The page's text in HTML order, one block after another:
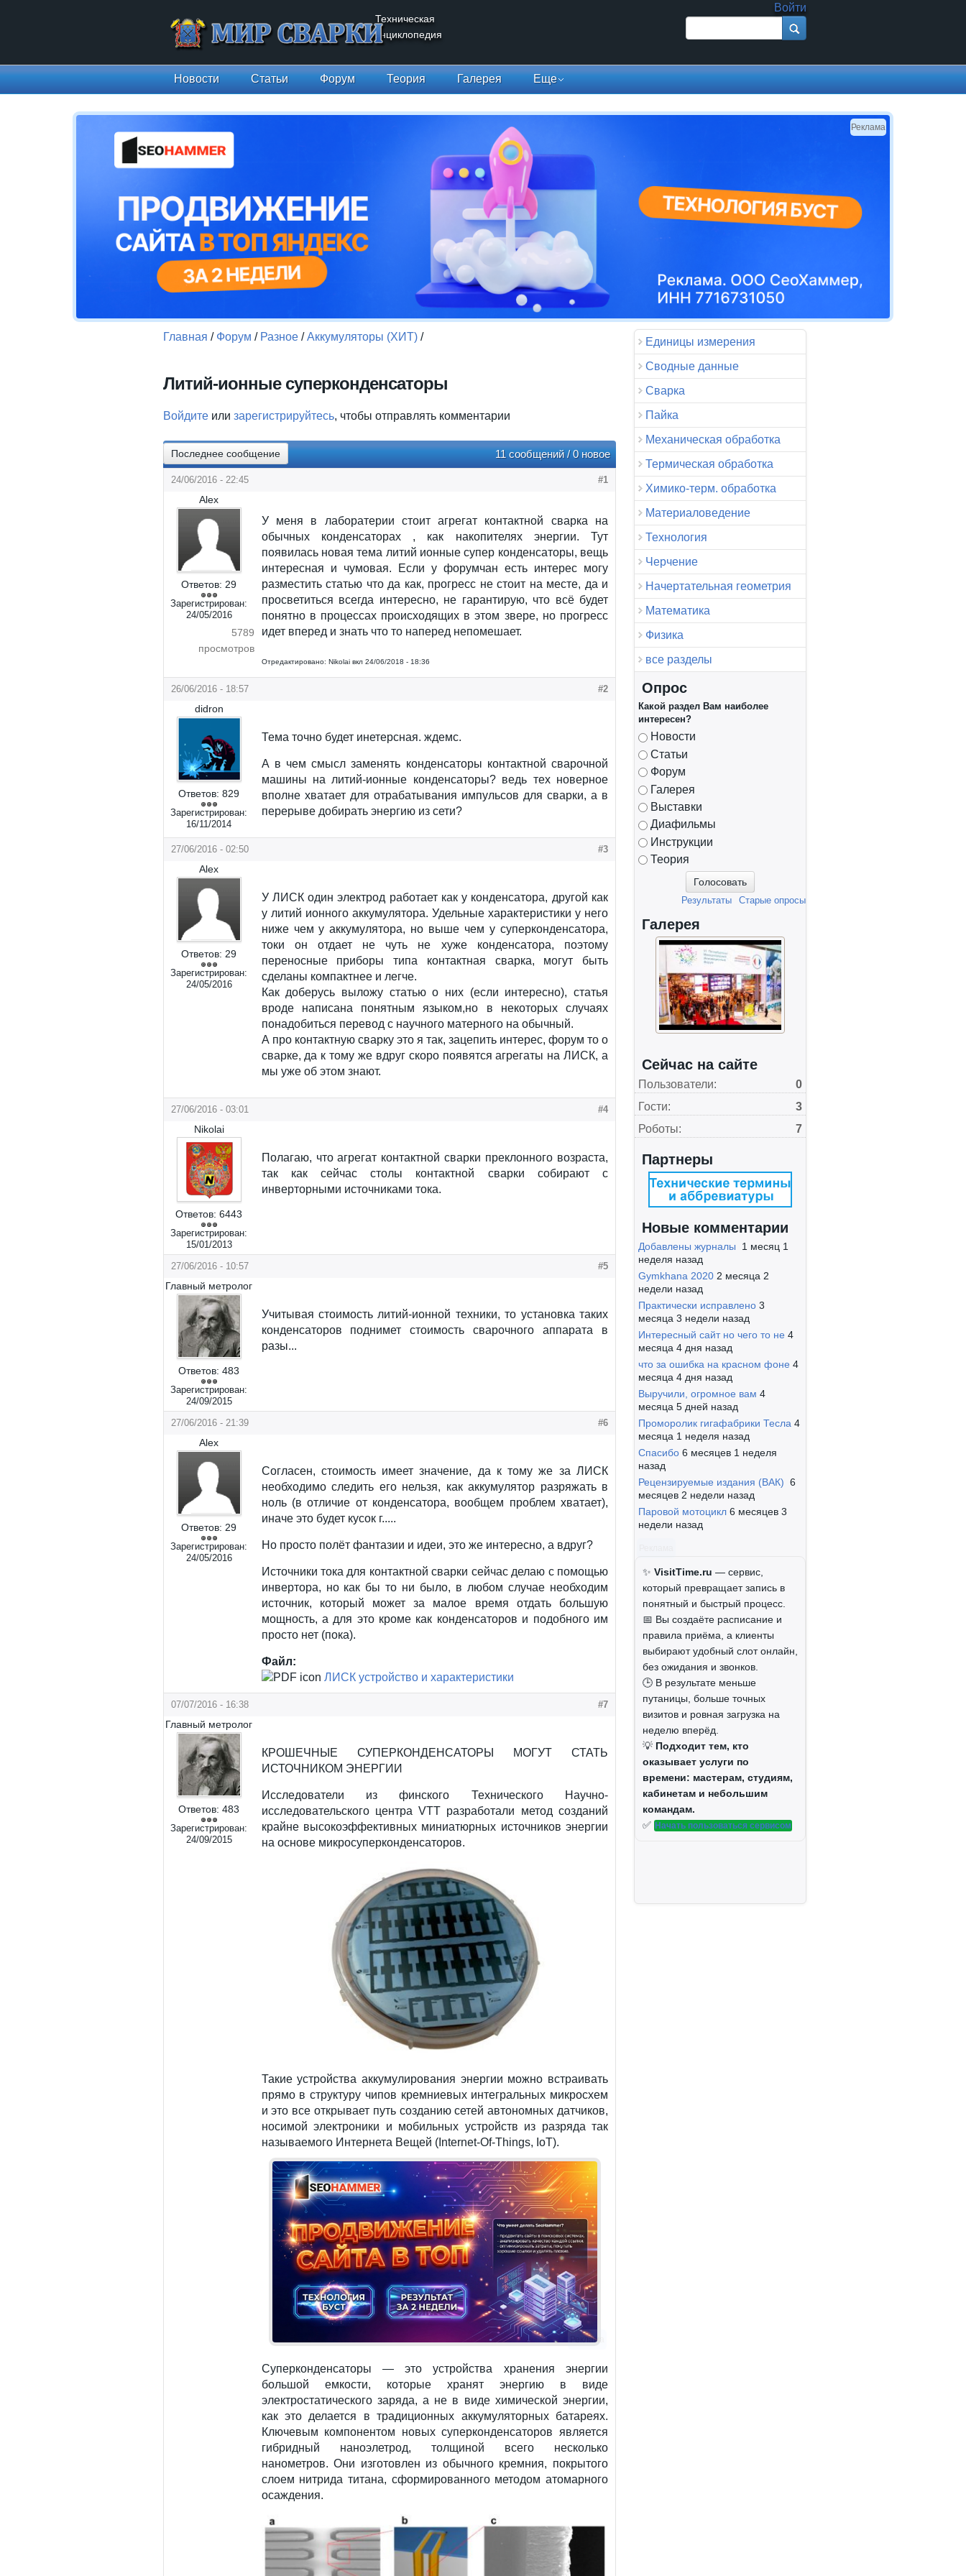
Техническая
энциклопедия
Войти
Форма поиска
Новости Статьи Форум Теория Галерея Еще
Реклама
Главная / Форум / Разное /Аккумуляторы (ХИТ) /
Литий-ионные суперконденсаторы
Войдите или зарегистрируйтесь, чтобы отправлять комментарии
Последнее сообщение 11 сообщений / 0 новое
24/06/2016 - 22:45 #1
Alex
Ответов: 29
Зарегистрирован:
24/05/2016
У меня в лаборатерии стоит агрегат контактной сварка на
обычных конденсаторах , как накопителях энергии. Тут
появилась новая тема литий ионные супер конденсаторы, вещь
интересная и чумовая. Если у форумчан есть интерес могу
разместить статью что да как, прогресс не стоит на месте, да и
просветиться всегда интересно, не гарантирую, что всё будет
понятно в процессах происходящих в этом звере, но прогресс
идет вперед и знать что то наперед непомешает.
Отредактировано: Nikolaiвкл 24/06/2018 - 18:36
5789
просмотров
26/06/2016 - 18:57 #2
didron
Ответов: 829
Зарегистрирован:
16/11/2014
Тема точно будет инетерсная. ждемс.
А в чем смысл заменять конденсаторы контактной сварочной
машины на литий-ионные конденсаторы? ведь тех новерное
вполне хватает для отрабатывания импульсов для сварки, а в
перерыве добирать энергию из сети?
27/06/2016 - 02:50 #3
Alex
Ответов: 29
Зарегистрирован:
24/05/2016
У ЛИСК один электрод работает как у конденсатора, другой как
у литий ионного аккумулятора. Удельные характеристики у него
ниже чем у аккумулятора, но выше чем у суперконденсатора,
токи он отдает не чуть не хуже конденсатора, поэтому
переносные приборы типа контактная сварка, могут быть
сделаны компактнее и легче.
Как доберусь выложу статью о них (если интересно), статья
вроде написана понятным языком,но в некоторых случаях
понадобиться перевод с научного матерного на обычный.
А про контактную сварку это я так, зацепить интерес, форум то о
сварке, да к тому же вдруг скоро появятся агрегаты на ЛИСК, а
мы уже об этом знают.
27/06/2016 - 03:01 #4
Nikolai
Ответов: 6443
Зарегистрирован:
15/01/2013
Полагаю, что агрегат контактной сварки преклонного возраста,
так как сейчас столы контактной сварки собирают с
инверторными источниками тока.
27/06/2016 - 10:57 #5
Главный метролог
Ответов: 483
Зарегистрирован:
24/09/2015
Учитывая стоимость литий-ионной техники, то установка таких
конденсаторов поднимет стоимость сварочного аппарата в
разы...
27/06/2016 - 21:39 #6
Alex
Ответов: 29
Зарегистрирован:
24/05/2016
Согласен, стоимость имеет значение, да к тому же за ЛИСК
необходимо следить его нельзя, как аккумулятор разряжать в
ноль (в отличие от конденсатора, вообщем проблем хватает),
иначе это будет кусок г.....
Но просто полёт фантазии и идеи, это же интересно, а вдруг?
Источники тока для контактной сварки сейчас делаю с помощью
инвертора, но как бы то ни было, в любом случае необходим
источник, который может за малое время отдать большую
мощность, а для это кроме как конденсаторов и подобного им
просто нет (пока).
Файл:
ЛИСК устройство и характеристики
07/07/2016 - 16:38 #7
Главный метролог
Ответов: 483
Зарегистрирован:
24/09/2015
КРОШЕЧНЫЕ СУПЕРКОНДЕНСАТОРЫ МОГУТ СТАТЬ
ИСТОЧНИКОМ ЭНЕРГИИ
Исследователи из финского Технического Научно-
исследовательского центра VTT разработали метод созданий
крайне высокоэффективных миниатюрных источников энергии
на основе микросуперконденсаторов.
Такие устройства аккумулирования энергии можно встраивать
прямо в структуру чипов кремниевых интегральных микросхем
и это все открывает путь созданию сетей автономных датчиков,
носимой электроники и мобильных устройств из разряда так
называемого Интернета Вещей (Internet-Of-Things, IoT).
Реклама
Суперконденсаторы — это устройства хранения энергии
большой емкости, которые хранят энергию в виде
электростатического заряда, а не в виде химической энергии,
как это делается в традиционных аккумуляторных батареях.
Ключевым компонентом новых суперконденсаторов является
гибридный наноэлетрод, толщиной всего несколько
нанометров. Они изготовлен из обычного кремния, покрытого
слоем нитрида титана, сформированного методом атомарного
осаждения.
Единицы измерения
Сводные данные
Сварка
Пайка
Механическая обработка
Термическая обработка
Химико-терм. обработка
Материаловедение
Технология
Черчение
Начертательная геометрия
Математика
Физика
все разделы
Опрос
Какой раздел Вам наиболее
интересен?
Варианты
Новости
Статьи
Форум
Галерея
Выставки
Диафильмы
Инструкции
Теория
Старые опросы
Результаты
Галерея
Сейчас на сайте
Пользователи:
0
Гости:
3
Роботы:
7
Партнеры
Новые комментарии
Добавлены журналы
1 месяц 1
неделя назад
Gymkhana 2020 2 месяца 2
недели назад
Практически исправлено 3
месяца 3 недели назад
Интересный сайт но чего то не 4
месяца 4 дня назад
что за ошибка на красном фоне 4
месяца 4 дня назад
Выручили, огромное вам 4
месяца 5 дней назад
Проморолик гигафабрики Тесла 4
месяца 1 неделя назад
Спасибо 6 месяцев 1 неделя
назад
Рецензируемые издания (ВАК) 6
месяцев 2 недели назад
Паровой мотоцикл 6 месяцев 3
недели назад
✨ VisitTime.ru — сервис,
который превращает запись в
понятный и быстрый процесс.
📅 Вы создаёте расписание и
правила приёма, а клиенты
выбирают удобный слот онлайн,
без ожидания и звонков.
🕒 В результате меньше
путаницы, больше точных
визитов и ровная загрузка на
неделю вперёд.
💡 Подходит тем, кто
оказывает услуги по
времени: мастерам, студиям,
кабинетам и небольшим
командам.
✅ Начать пользоваться сервисом